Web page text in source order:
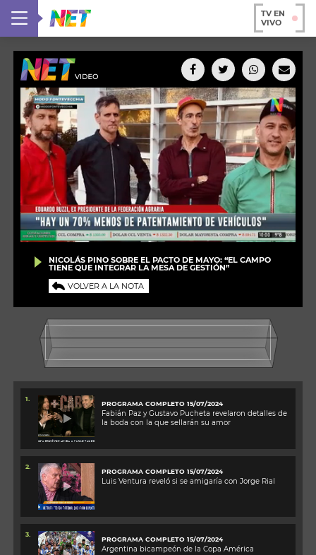
TV EN
VIVO
NICOLÁS PINO SOBRE EL PACTO DE MAYO: “EL CAMPO
TIENE QUE INTEGRAR LA MESA DE GESTIÓN”
VOLVER A LA NOTA
1.
PROGRAMA COMPLETO 15/07/2024
Fabián Paz y Gustavo Pucheta revelaron detalles de
la boda con la que sellarán su amor
2.
PROGRAMA COMPLETO 15/07/2024
Luis Ventura reveló si se amigaría con Jorge Rial
3.
PROGRAMA COMPLETO 15/07/2024
Argentina bicampeón de la Copa América